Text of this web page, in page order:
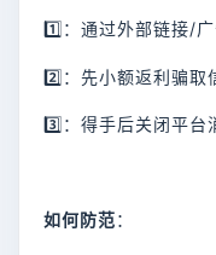
1️⃣：通过外部链接/
2️⃣：先小额返利骗取
3️⃣：得手后关闭平台
如何防范：